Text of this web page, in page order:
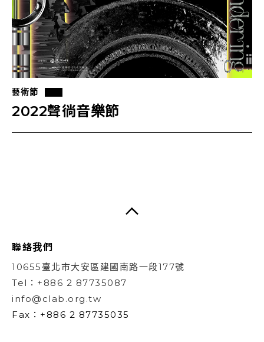
藝術節
2022聲徜音樂節
聯絡我們
10655臺北市大安區建國南路一段177號
Tel：+886 2 87735087
info@clab.org.tw
Fax：+886 2 87735035